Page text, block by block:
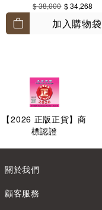
$ 38,000 $ 34,268
加入購物袋
【2026 正版正貨】商
標認證
關於我們
顧客服務